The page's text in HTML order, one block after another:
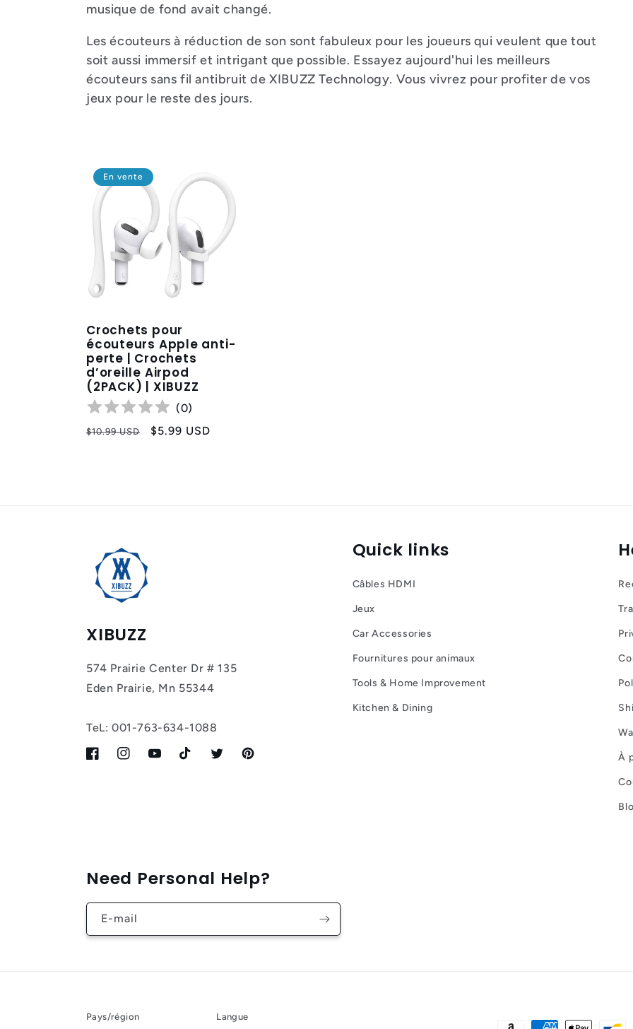
musique de fond avait changé.
Les écouteurs à réduction de son sont fabuleux pour les joueurs qui veulent que tout
soit aussi immersif et intrigant que possible. Essayez aujourd'hui les meilleurs
écouteurs sans fil antibruit de XIBUZZ Technology. Vous vivrez pour profiter de vos
jeux pour le reste des jours.
En vente
Crochets pour
écouteurs Apple anti-
perte | Crochets
d’oreille Airpod
(2PACK) | XIBUZZ
(0)
Prix
$10.99 USD
Prix
$5.99 USD
XIBUZZ
574 Prairie Center Dr # 135
Eden Prairie, Mn 55344
TeL: 001-763-634-1088
FacebookInstagramYouTubeTikTok TwitterPinterest
Quick links
Câbles HDMI
Jeux
Car Accessories
Fournitures pour animaux
Tools & Home Improvement
Kitchen & Dining
À
Need Personal Help?
E-mail
Pays/région Langue